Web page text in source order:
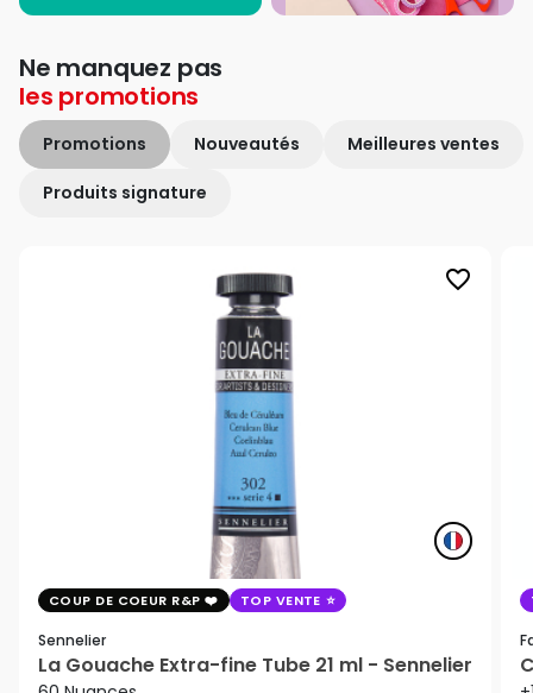
Ne manquez pas
les promotions
Promotions Nouveautés Meilleures ventes
Produits signature
favorite_border
COUP DE COEUR R&P TOP VENTE
Sennelier
La Gouache Extra-fine Tube 21 ml - Sennelier